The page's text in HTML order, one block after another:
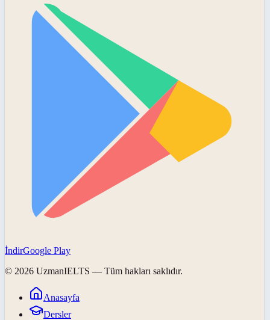
İndirGoogle Play
© 2026 UzmanIELTS — Tüm hakları saklıdır.
Anasayfa
Dersler